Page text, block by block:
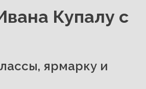
Купалу с
ярмарку и